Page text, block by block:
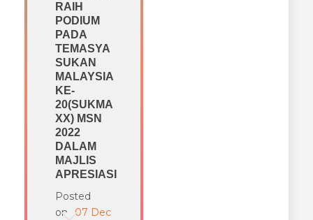
RAIH
PODIUM
PADA
TEMASYA
SUKAN
MALAYSIA
KE-
20(SUKMA
XX) MSN
2022
DALAM
MAJLIS
APRESIASI
Posted
on
07 Dec